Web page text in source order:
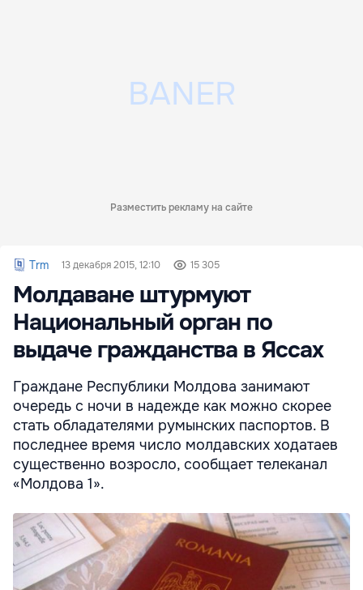
Разместить рекламу на сайте
Trm 13 декабря 2015, 12:10 15 305
Молдаване штурмуют
Национальный орган по
выдаче гражданства в Яссах
Граждане Республики Молдова занимают
очередь с ночи в надежде как можно скорее
стать обладателями румынских паспортов. В
последнее время число молдавских ходатаев
существенно возросло, сообщает телеканал
«Молдова 1».